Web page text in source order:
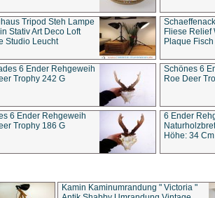
Tripod Steh Lampe
Stativ Art Deco Loft
Studio Leucht
Fliese Relief
Plaque Fisch
6 Ender Rehgeweih
Trophy 242 G
Schönes 6
Roe Deer
6 Ender Rehgeweih
Trophy 186 G
6 Ender
Höhe: 34 Cm
Kamin Kaminumrandung " Victoria "